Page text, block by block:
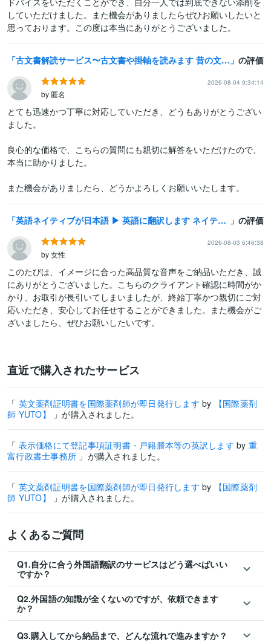
していただけました。また機会がありましたらぜひお願いしたいと
思っております。この度は本当にありがとうございました。
古文書解読サービス〜古文書や掛軸を読みます 昔の文書や、達筆な手紙、掛け軸などが読めずにお困りの方へ の評価
2026-08-04 9:34:14
by 匿名
とても迅速かつ丁寧に対応していただき、どうもありがとうござい
ました。
良心的な価格で、こちらの質問にも親切に解答をいただけたので、
本当に助かりました。
また機会がありましたら、どうかよろしくお願いいたします。
英語ネイティブが日本語 ▶ 英語に翻訳します ネイティブの翻訳 + TOEIC970点の日本人がチェック の評価
2026-08-03 6:46:38
by 女性
このたびは、イメージに合った高品質な音声をご納品いただき、誠
にありがとうございました。こちらのクライアント確認に時間がか
かり、お取引が長引いてしまいましたが、終始丁寧かつ親切にご対
応いただき、安心してお任せすることができました。また機会がご
ざいましたら、ぜひお願いしたいです。
直近で購入されたサービス
「 英文薬剤証明書を国際薬剤師が即日発行します by
【国際薬剤
師 YUTO】
」が購入されました。
「 表示価格にて登記事項証明書・戸籍謄本等の英訳します by 重
富行政書士事務所 」が購入されました。
「 英文薬剤証明書を国際薬剤師が即日発行します by
【国際薬剤
師 YUTO】
」が購入されました。
よくあるご質問
Q1.自分に合う外国語翻訳のサービスはどう選べばいい
ですか？
Q2.外国語の知識が全くないのですが、依頼できます
か？
Q3.購入してから納品まで、どんな流れで進みますか？